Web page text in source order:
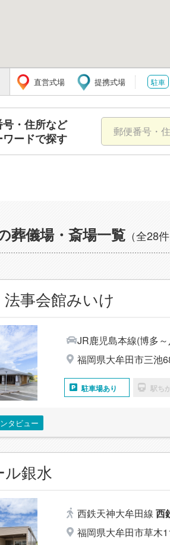
直営式場 提携式場 駐車
・住所など
ワードで探す
葬儀場・斎場一覧 （全28件
事会館みいけ
JR鹿児島本線(博多
福岡県大牟田市三池
駐車場あり 駅ち
タビュー
ル銀水
西鉄天神大牟田線 西
福岡県大牟田市草木